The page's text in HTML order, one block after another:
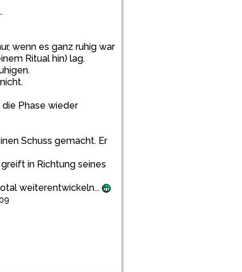
wenn es ganz ruhig war
Ritual hin) lag.
Phase wieder
Schuss gemacht. Er
in Richtung seines
weiterentwickeln...